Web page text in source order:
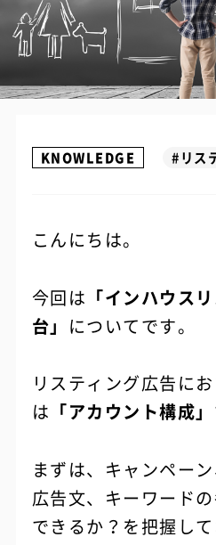
KNOWLEDGE
#リス
こんにちは。
今回は 「インハウス
台」 についてです。
リスティング広告に
は 「アカウント構成」
まずは、キャンペー
広告文、キーワード
できるか？を把握して